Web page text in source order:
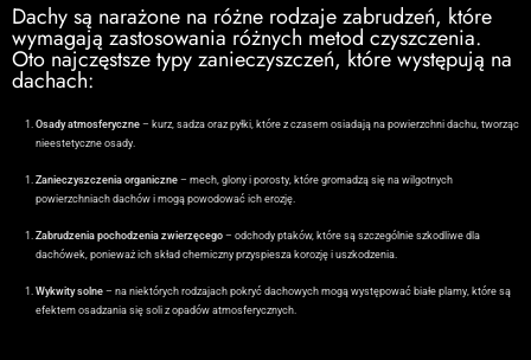
Dachy są narażone na różne rodzaje zabrudzeń, które
wymagają zastosowania różnych metod czyszczenia.
Oto najczęstsze typy zanieczyszczeń, które występują na
dachach:
Osady atmosferyczne – kurz, sadza oraz pyłki, które z czasem osiadają na powierzchni dachu, tworząc
nieestetyczne osady.
Zanieczyszczenia organiczne – mech, glony i porosty, które gromadzą się na wilgotnych
powierzchniach dachów i mogą powodować ich erozję.
Zabrudzenia pochodzenia zwierzęcego – odchody ptaków, które są szczególnie szkodliwe dla
dachówek, ponieważ ich skład chemiczny przyspiesza korozję i uszkodzenia.
Wykwity solne – na niektórych rodzajach pokryć dachowych mogą występować białe plamy, które są
efektem osadzania się soli z opadów atmosferycznych.